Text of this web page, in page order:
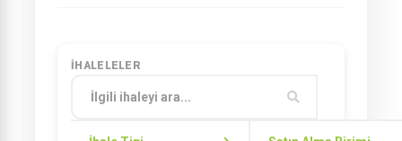
İHALELELER